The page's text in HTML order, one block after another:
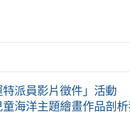
特派員影片徵件」活動
童海洋主題繪畫作品剖